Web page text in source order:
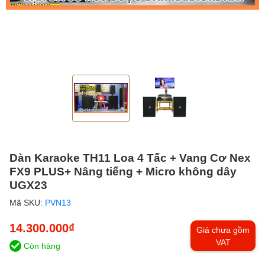
Dàn Karaoke TH11 Loa 4 Tấc + Vang Cơ Nex
FX9 PLUS+ Nâng tiếng + Micro không dây
UGX23
Mã SKU: PVN13
14.300.000₫
Giá chưa gồm
VAT
Còn hàng